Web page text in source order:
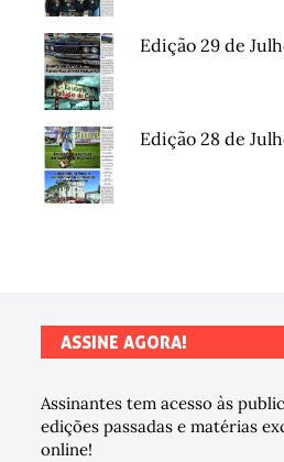
Edição 29 de
Edição 28 de
ASSINE AGORA!
Assinantes tem acesso às
edições passadas e matérias
online!